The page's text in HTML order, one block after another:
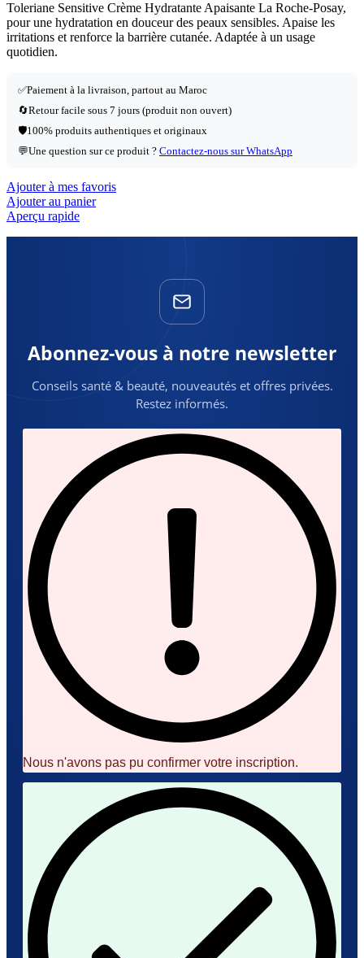
Toleriane Sensitive Crème Hydratante Apaisante La Roche-Posay,
pour une hydratation en douceur des peaux sensibles. Apaise les
irritations et renforce la barrière cutanée. Adaptée à un usage
quotidien.
✅Paiement à la livraison, partout au Maroc
🔄Retour facile sous 7 jours (produit non ouvert)
🛡️100% produits authentiques et originaux
💬Une question sur ce produit ? Contactez-nous sur WhatsApp
Ajouter à mes favoris
Ajouter au panier
Aperçu rapide
Abonnez-vous à notre newsletter
Conseils santé & beauté, nouveautés et offres privées.
Restez informés.
Nous n'avons pas pu confirmer votre inscription.